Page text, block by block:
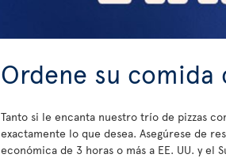
Ordene su comida
Tanto si le encanta nuestro trío de pizzas
exactamente lo que desea. Asegúrese de
económica de 3 horas o más a EE. UU. y el